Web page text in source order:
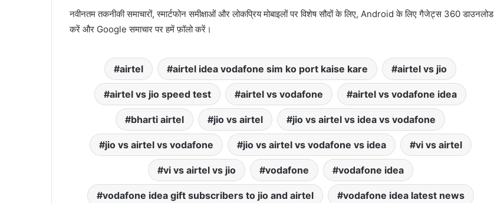
नवीनतम तकनीकी समाचारों, स्मार्टफोन समीक्षाओं और लोकप्रिय मोबाइलों पर विशेष सौदों के लिए, Android के लिए गैजेट्स 360 डाउनलोड
करें और Google समाचार पर हमें फ़ॉलो करें।
airtel airtel idea vodafone sim ko port kaise kare airtel vs jio
airtel vs jio speed test airtel vs vodafone airtel vs vodafone idea
bharti airtel jio vs airtel jio vs airtel vs idea vs vodafone
jio vs airtel vs vodafone jio vs airtel vs vodafone vs idea vi vs airtel
vi vs airtel vs jio vodafone vodafone idea
vodafone idea gift subscribers to jio and airtel vodafone idea latest news